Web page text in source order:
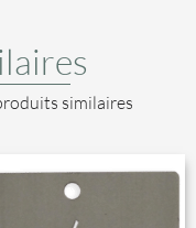
similaires